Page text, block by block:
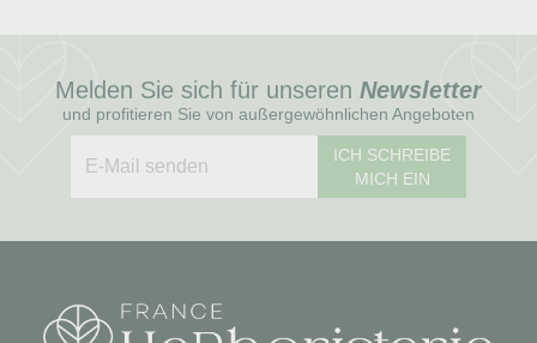
Melden Sie sich für unseren Newsletter
und profitieren Sie von außergewöhnlichen Angeboten
ICH SCHREIBE
MICH EIN